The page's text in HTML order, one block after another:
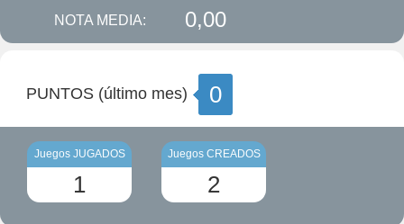
NOTA MEDIA: 0,00
PUNTOS (último mes) 0
Juegos JUGADOS
1
Juegos CREADOS
2